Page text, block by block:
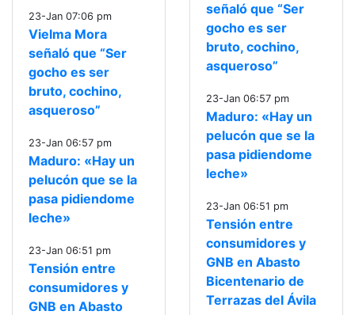
23-Jan 07:06 pm
Vielma Mora
señaló que “Ser
gocho es ser
bruto, cochino,
asqueroso”
23-Jan 06:57 pm
Maduro: «Hay un
pelucón que se la
pasa pidiendome
leche»
23-Jan 06:51 pm
Tensión entre
consumidores y
GNB en Abasto
señaló que “Ser
gocho es ser
bruto, cochino,
asqueroso”
23-Jan 06:57 pm
Maduro: «Hay un
pelucón que se la
pasa pidiendome
leche»
23-Jan 06:51 pm
Tensión entre
consumidores y
GNB en Abasto
Bicentenario de
Terrazas del Ávila